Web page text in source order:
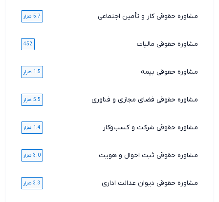
مشاوره حقوقی کار و تأمین اجتماعی 5.7 هزار
مشاوره حقوقی مالیات 452
مشاوره حقوقی بیمه 1.5 هزار
مشاوره حقوقی فضای مجازی و فناوری 5.5 هزار
مشاوره حقوقی شرکت و کسب‌وکار 1.4 هزار
مشاوره حقوقی ثبت احوال و هویت 3.0 هزار
مشاوره حقوقی دیوان عدالت اداری 3.3 هزار